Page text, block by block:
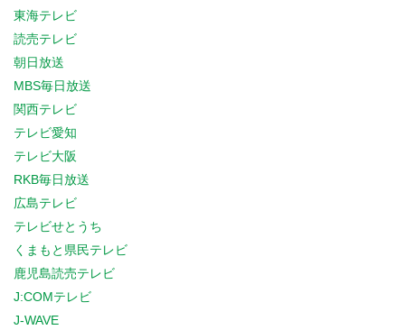
東海テレビ
読売テレビ
朝日放送
MBS毎日放送
関西テレビ
テレビ愛知
テレビ大阪
RKB毎日放送
広島テレビ
テレビせとうち
くまもと県民テレビ
鹿児島読売テレビ
J:COMテレビ
J-WAVE